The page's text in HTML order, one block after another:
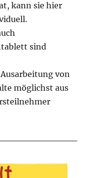
kann sie hier
sind
von
möglichst aus